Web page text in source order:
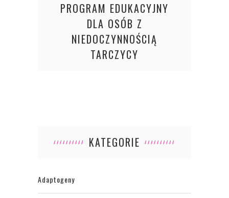
PROGRAM EDUKACYJNY
DLA OSÓB Z
NIEDOCZYNNOŚCIĄ
TARCZYCY
KATEGORIE
Adaptogeny